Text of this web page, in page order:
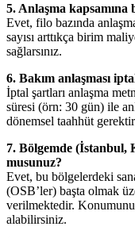
5. Anlaşma
Evet, filo bazında
sayısı arttıkça birim
sağlarsınız.
6. Bakım anlaşması
İptal şartları anlaşma
süresi (örn: 30 gün) ile
dönemsel taahhüt
7. Bölgemde (İstanbul,
musunuz?
Evet, bu bölgelerdeki
(OSB’ler) başta olmak
verilmektedir.
alabilirsiniz.